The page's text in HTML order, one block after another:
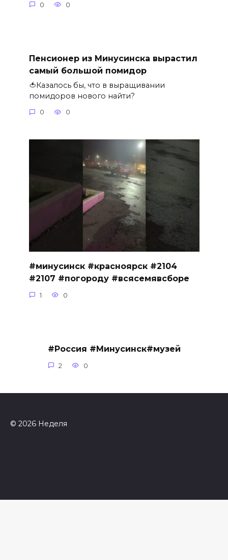
0 0
Пенсионер из Минусинска вырастил
самый большой помидор
🍅Казалось бы, что в выращивании
помидоров нового найти?
0 0
#минусинск #красноярск #2104
#2107 #погороду #всясемявсборе
1 0
#Россия #Минусинск#музей
2 0
© 2026 Неделя